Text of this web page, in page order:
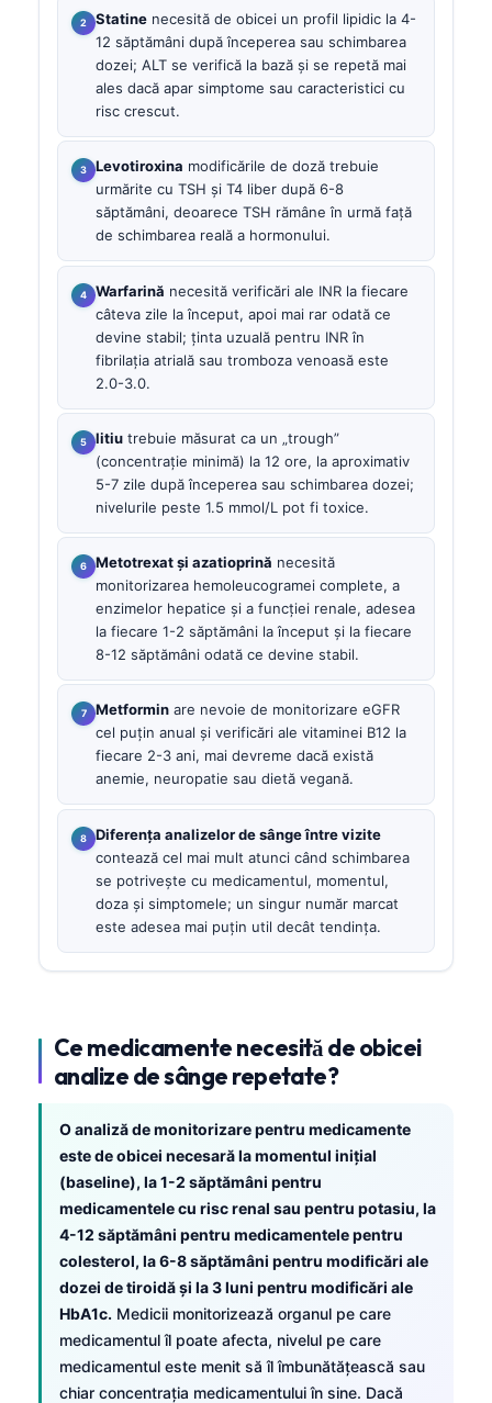
Statine necesită de obicei un profil lipidic la 4-
12 săptămâni după începerea sau schimbarea
dozei; ALT se verifică la bază și se repetă mai
ales dacă apar simptome sau caracteristici cu
risc crescut.
Levotiroxina modificările de doză trebuie
urmărite cu TSH și T4 liber după 6-8
săptămâni, deoarece TSH rămâne în urmă față
de schimbarea reală a hormonului.
Warfarină necesită verificări ale INR la fiecare
câteva zile la început, apoi mai rar odată ce
devine stabil; ținta uzuală pentru INR în
fibrilația atrială sau tromboza venoasă este
2.0-3.0.
litiu trebuie măsurat ca un „trough”
(concentrație minimă) la 12 ore, la aproximativ
5-7 zile după începerea sau schimbarea dozei;
nivelurile peste 1.5 mmol/L pot fi toxice.
Metotrexat și azatioprină necesită
monitorizarea hemoleucogramei complete, a
enzimelor hepatice și a funcției renale, adesea
la fiecare 1-2 săptămâni la început și la fiecare
8-12 săptămâni odată ce devine stabil.
Metformin are nevoie de monitorizare eGFR
cel puțin anual și verificări ale vitaminei B12 la
fiecare 2-3 ani, mai devreme dacă există
anemie, neuropatie sau dietă vegană.
Diferența analizelor de sânge între vizite
contează cel mai mult atunci când schimbarea
se potrivește cu medicamentul, momentul,
doza și simptomele; un singur număr marcat
este adesea mai puțin util decât tendința.
Ce medicamente necesită de obicei
analize de sânge repetate?
O analiză de monitorizare pentru medicamente
este de obicei necesară la momentul inițial
(baseline), la 1-2 săptămâni pentru
medicamentele cu risc renal sau pentru potasiu, la
4-12 săptămâni pentru medicamentele pentru
colesterol, la 6-8 săptămâni pentru modificări ale
dozei de tiroidă și la 3 luni pentru modificări ale
HbA1c. Medicii monitorizează organul pe care
medicamentul îl poate afecta, nivelul pe care
medicamentul este menit să îl îmbunătățească sau
chiar concentrația medicamentului în sine. Dacă